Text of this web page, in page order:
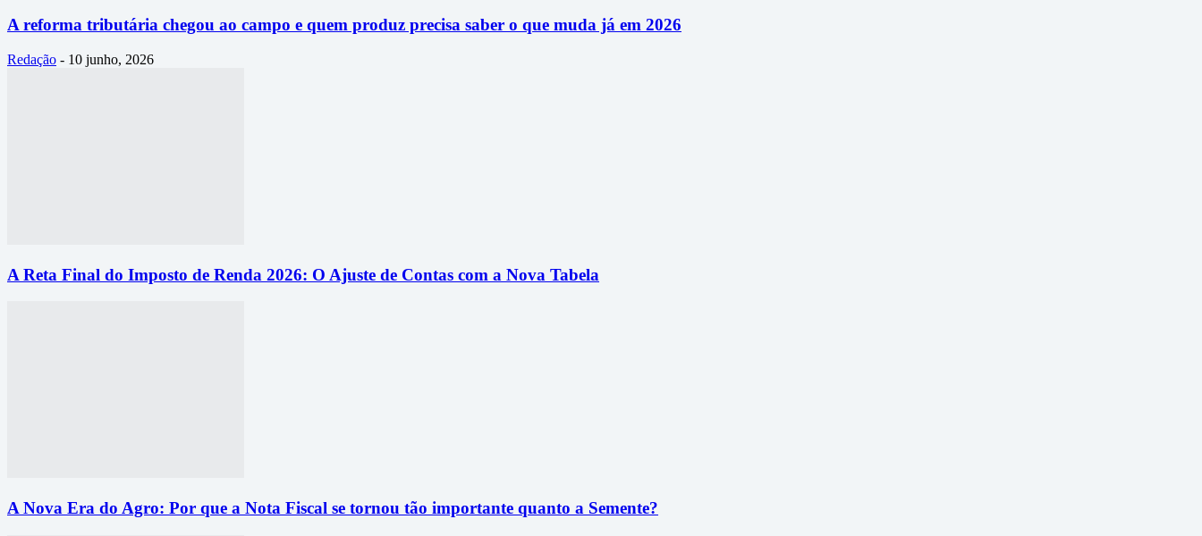
A reforma tributária chegou ao campo e quem produz precisa saber o que muda já em 2026
Redação - 10 junho, 2026
A Reta Final do Imposto de Renda 2026: O Ajuste de Contas com a Nova Tabela
A Nova Era do Agro: Por que a Nota Fiscal se tornou tão importante quanto a Semente?